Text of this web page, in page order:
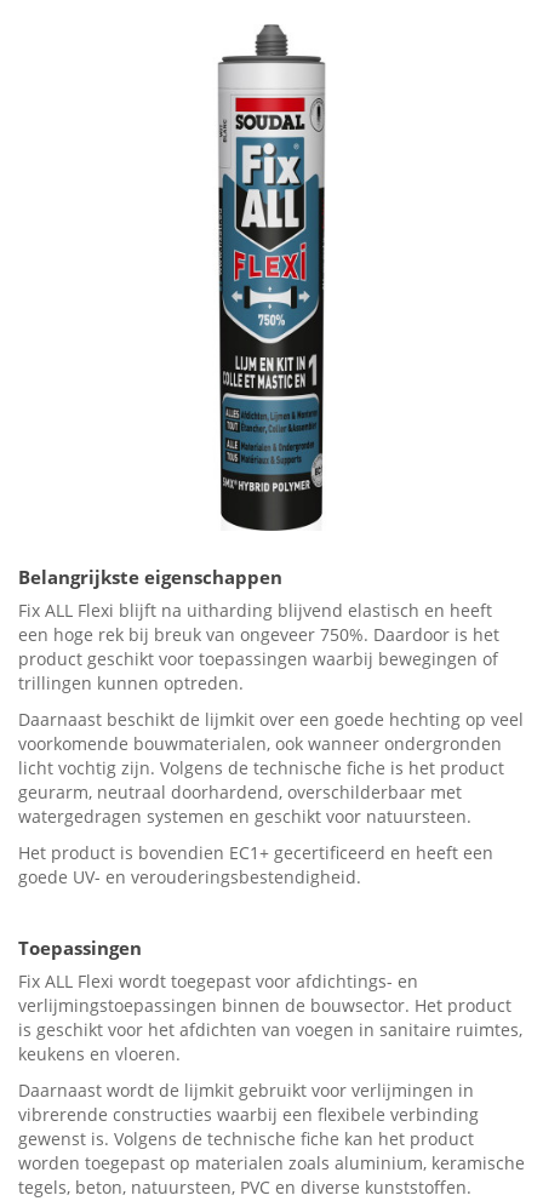
Belangrijkste eigenschappen
Fix ALL Flexi blijft na uitharding blijvend elastisch en heeft
een hoge rek bij breuk van ongeveer 750%. Daardoor is het
product geschikt voor toepassingen waarbij bewegingen of
trillingen kunnen optreden.
Daarnaast beschikt de lijmkit over een goede hechting op veel
voorkomende bouwmaterialen, ook wanneer ondergronden
licht vochtig zijn. Volgens de technische fiche is het product
geurarm, neutraal doorhardend, overschilderbaar met
watergedragen systemen en geschikt voor natuursteen.
Het product is bovendien EC1+ gecertificeerd en heeft een
goede UV- en verouderingsbestendigheid.
Toepassingen
Fix ALL Flexi wordt toegepast voor afdichtings- en
verlijmingstoepassingen binnen de bouwsector. Het product
is geschikt voor het afdichten van voegen in sanitaire ruimtes,
keukens en vloeren.
Daarnaast wordt de lijmkit gebruikt voor verlijmingen in
vibrerende constructies waarbij een flexibele verbinding
gewenst is. Volgens de technische fiche kan het product
worden toegepast op materialen zoals aluminium, keramische
tegels, beton, natuursteen, PVC en diverse kunststoffen.